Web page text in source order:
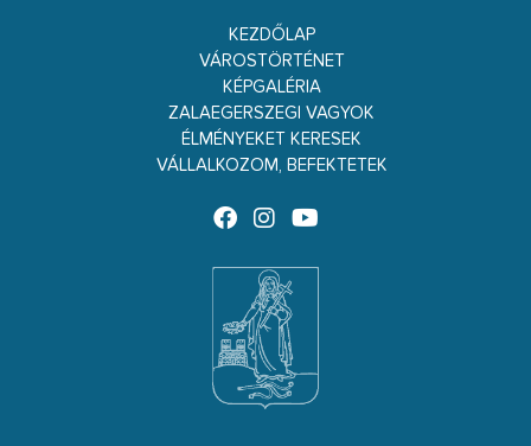
KEZDŐLAP
VÁROSTÖRTÉNET
KÉPGALÉRIA
ZALAEGERSZEGI VAGYOK
ÉLMÉNYEKET KERESEK
VÁLLALKOZOM, BEFEKTETEK